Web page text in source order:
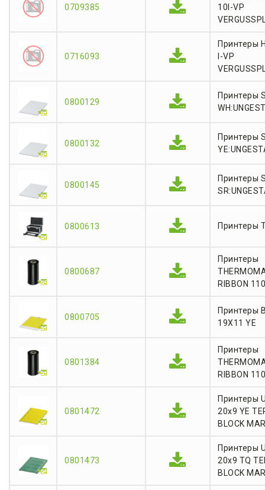
0709385
10I-VP
0716093
Принтеры
I-VP
0800129
Принтеры
0800132
Принтеры
0800145
Принтеры
0800613 Принтеры
0800687
Принтеры
RIBBON
0800705
Принтеры
19X11 YE
0801384
Принтеры
RIBBON
0801472
Принтеры
20x9 YE
BLOCK
0801473
Принтеры
20x9 TQ
BLOCK